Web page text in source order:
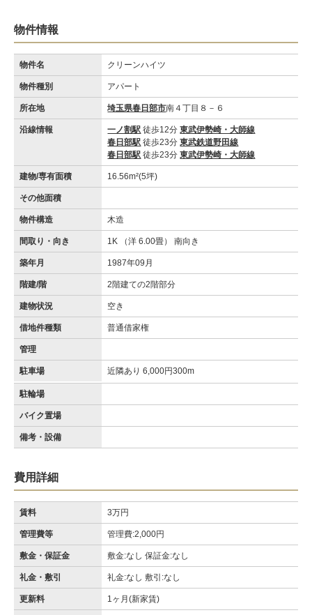
物件情報
物件名 クリーンハイツ
物件種別 アパート
所在地 埼玉県春日部市南４丁目８－６
沿線情報 一ノ割駅 徒歩12分東武伊勢崎・大師線
春日部駅 徒歩23分東武鉄道野田線
春日部駅 徒歩23分東武伊勢崎・大師線
建物/専有面積 16.56m²(5坪)
その他面積
物件構造 木造
間取り・向き 1K （洋 6.00畳） 南向き
築年月 1987年09月
階建/階 2階建ての2階部分
建物状況 空き
借地件種類 普通借家権
管理
駐車場 近隣あり 6,000円300m
駐輪場
バイク置場
備考・設備
費用詳細
賃料 3万円
管理費等 管理費:2,000円
敷金・保証金 敷金:なし 保証金:なし
礼金・敷引 礼金:なし 敷引:なし
更新料 1ヶ月(新家賃)